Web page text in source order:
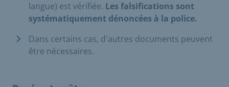
langue) est vérifiée. Les falsifications sont
systématiquement dénoncées à la police.
Dans certains cas, d'autres documents peuvent
être nécessaires.